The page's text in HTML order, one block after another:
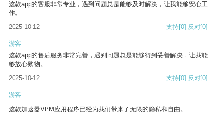
这款app的客服非常专业，遇到问题总是能够及时解决，让我能够安心工
作。
2025-10-12
支持[0] 反对[0]
游客
这款app的售后服务非常完善，遇到问题总是能够得到妥善解决，让我能
够放心购物。
2025-10-12
支持[0] 反对[0]
游客
这款加速器VPM应用程序已经为我们带来了无限的隐私和自由。